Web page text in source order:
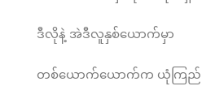
ဒီလိုနဲ့ အဲဒီလူနှစ်ယောက်မှာ
တစ်ယောက်ယောက်က ယုံကြည်ခ